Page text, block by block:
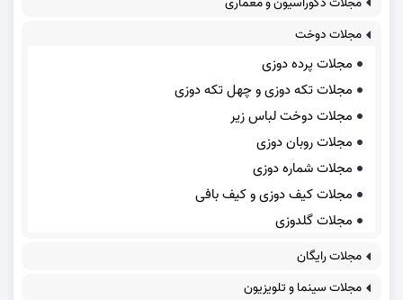
مجلات دوخت
مجلات پرده دوزی
مجلات تکه دوزی و چهل تکه دوزی
مجلات دوخت لباس زیر
مجلات روبان دوزی
مجلات شماره دوزی
مجلات کیف دوزی و کیف بافی
مجلات گلدوزی
مجلات رایگان
مجلات سینما و تلویزیون